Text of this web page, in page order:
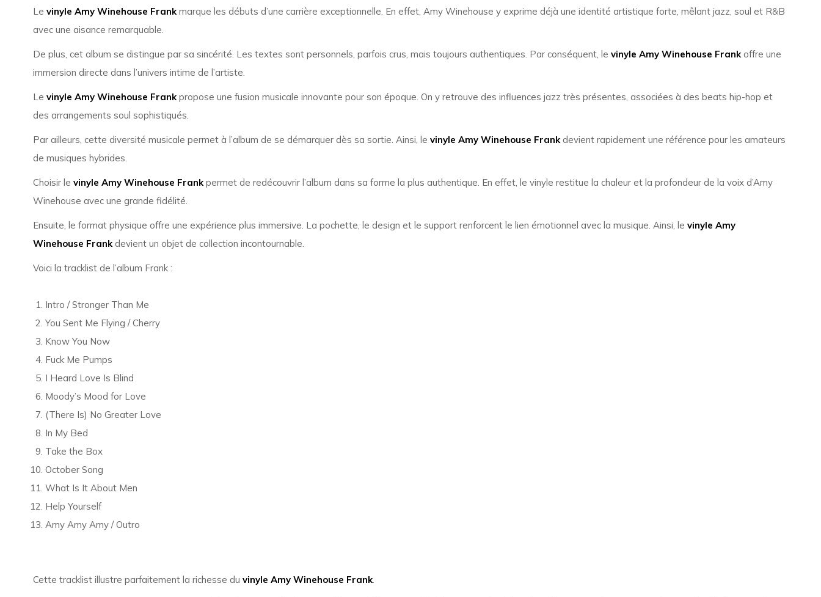
Le vinyle Amy Winehouse Frankmarque les débuts d’une carrière exceptionnelle. En effet, Amy Winehouse y exprime déjà une identité artistique forte, mêlant jazz, soul et R&B
avec une aisance remarquable.
De plus, cet album se distingue par sa sincérité. Les textes sont personnels, parfois crus, mais toujours authentiques. Par conséquent, le vinyle Amy Winehouse Frankoffre une
immersion directe dans l’univers intime de l’artiste.
Le vinyle Amy Winehouse Frankpropose une fusion musicale innovante pour son époque. On y retrouve des influences jazz très présentes, associées à des beats hip-hop et
des arrangements soul sophistiqués.
Par ailleurs, cette diversité musicale permet à l’album de se démarquer dès sa sortie. Ainsi, le vinyle Amy Winehouse Frankdevient rapidement une référence pour les amateurs
de musiques hybrides.
Choisir le vinyle Amy Winehouse Frankpermet de redécouvrir l’album dans sa forme la plus authentique. En effet, le vinyle restitue la chaleur et la profondeur de la voix d’Amy
Winehouse avec une grande fidélité.
Ensuite, le format physique offre une expérience plus immersive. La pochette, le design et le support renforcent le lien émotionnel avec la musique. Ainsi, le vinyle Amy
Winehouse Frankdevient un objet de collection incontournable.
Voici la tracklist de l’album Frank:
Intro / Stronger Than Me
You Sent Me Flying / Cherry
Know You Now
Fuck Me Pumps
I Heard Love Is Blind
Moody’s Mood for Love
(There Is) No Greater Love
In My Bed
Take the Box
October Song
What Is It About Men
Help Yourself
Amy Amy Amy / Outro
Cette tracklist illustre parfaitement la richesse du vinyle Amy Winehouse Frank.